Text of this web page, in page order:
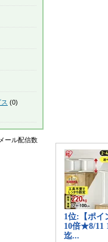
(0)
ール配信数